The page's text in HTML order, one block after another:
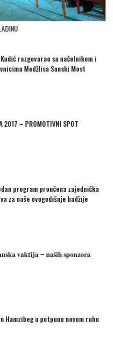
razgovarao sa načelnikom i
Medžlisa Sanski Most
2017 – PROMOTIVNI SPOT
program proučena zajednička
za naše ovogodišnje hadžije
𝐯𝐚𝐤𝐭𝐢𝐣𝐚 – 𝐧𝐚𝐬̌𝐢𝐡 𝐬𝐩𝐨𝐧𝐳𝐨𝐫𝐚
Hamzibeg u potpuno novom ruhu